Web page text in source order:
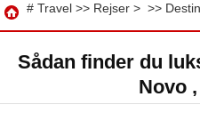
Rejse
# Travel >> Rejser > >>
Sådan finder du
Novo